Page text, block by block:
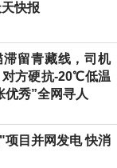
快报
留青藏线，司机
方硬抗-20℃低温
优秀”全网寻人
目并网发电 快消